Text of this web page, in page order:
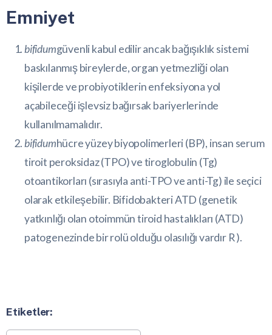
Emniyet
bifidumgüvenli kabul edilir ancak bağışıklık sistemi
baskılanmış bireylerde, organ yetmezliği olan
kişilerde ve probiyotiklerin enfeksiyona yol
açabileceği işlevsiz bağırsak bariyerlerinde
kullanılmamalıdır.
bifidumhücre yüzey biyopolimerleri (BP), insan serum
tiroit peroksidaz (TPO) ve tiroglobulin (Tg)
otoantikorları (sırasıyla anti-TPO ve anti-Tg) ile seçici
olarak etkileşebilir. Bifidobakteri ATD (genetik
yatkınlığı olan otoimmün tiroid hastalıkları (ATD)
patogenezinde bir rolü olduğu olasılığı vardır R).
Etiketler: